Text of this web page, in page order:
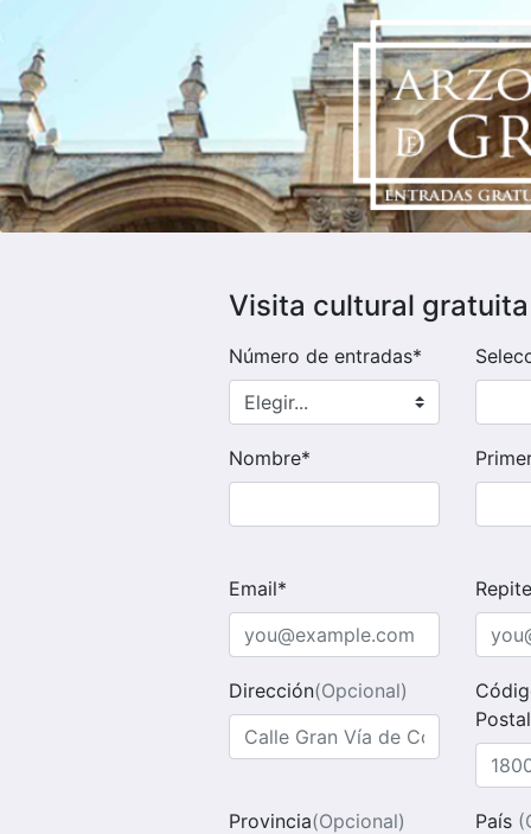
Visita cultural gratuita
Número de entradas*
Nombre*
Email*
Dirección(Opcional)
Postal
Provincia(Opcional) País